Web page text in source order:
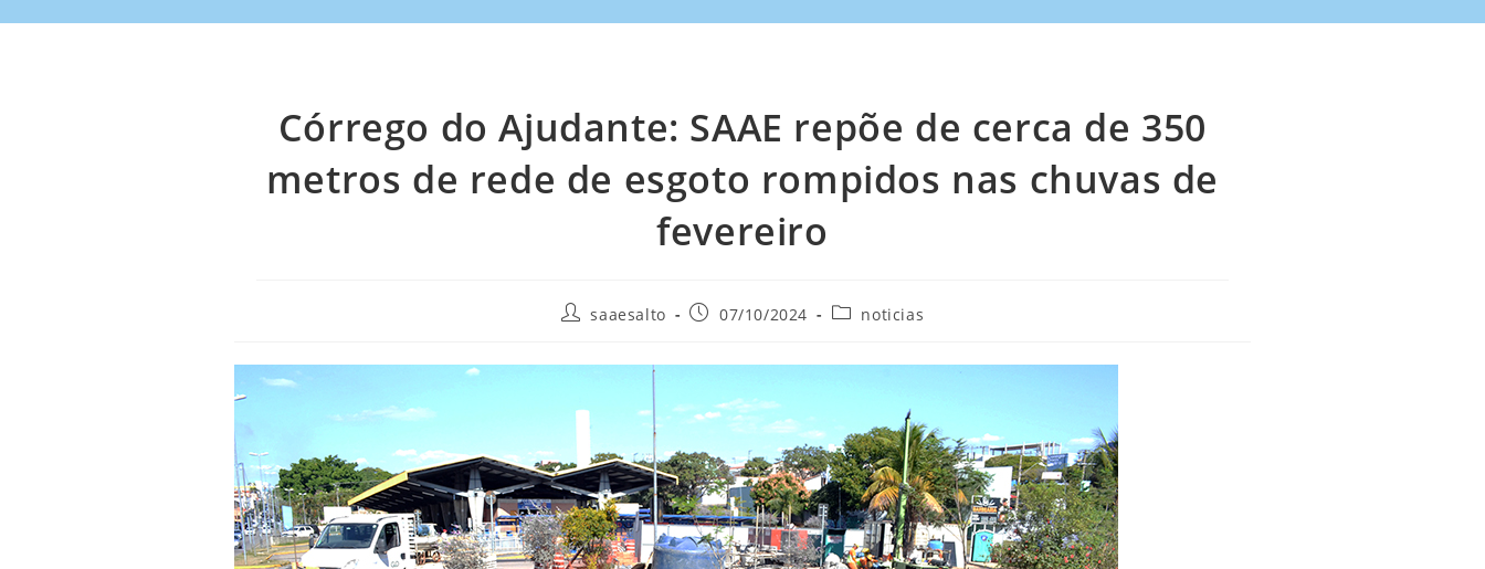
DO
Córrego do Ajudante: SAAE repõe de cerca de 350
metros de rede de esgoto rompidos nas chuvas de
fevereiro
Autorsaaesalto
Post07/10/2024
Categoria
noticias